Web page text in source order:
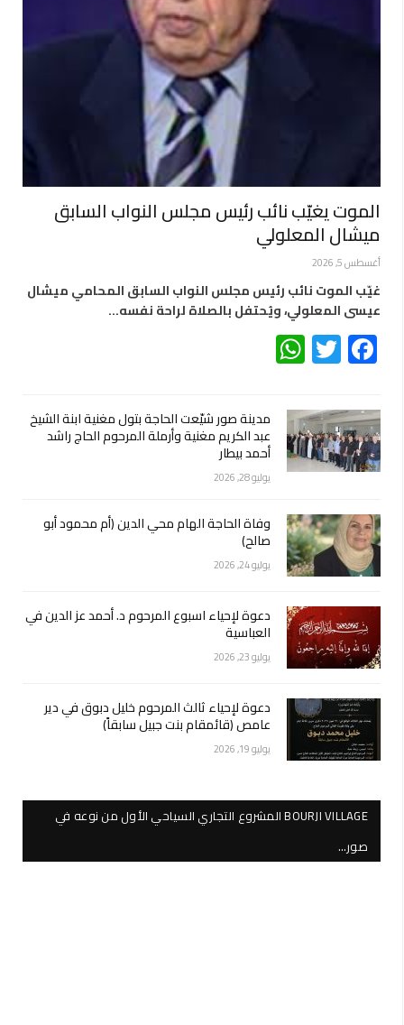
الموت يغيّب نائب رئيس مجلس النواب السابق
ميشال المعلولي
أغسطس 5, 2026
غيّب الموت نائب رئيس مجلس النواب السابق المحامي ميشال
عيسى المعلولي، ويُحتفل بالصلاة لراحة نفسه…
Facebook
Twitter
مدينة صور شيّعت الحاجة بتول مغنية ابنة الشيخ
عبد الكريم مغنية وأرملة المرحوم الحاج راشد
أحمد بيطار
يوليو 28, 2026
وفاة الحاجة الهام محي الدين (أم محمود أبو
صالح)
يوليو 24, 2026
دعوة لإحياء اسبوع المرحوم د. أحمد عز الدين في
العباسية
يوليو 23, 2026
دعوة لإحياء ثالث المرحوم خليل دبوق في دير
عامص (قائمقام بنت جبيل سابقاً)
يوليو 19, 2026
BOURJI VILLAGE المشروع التجاري السياحي الأول من نوعه في
صور…